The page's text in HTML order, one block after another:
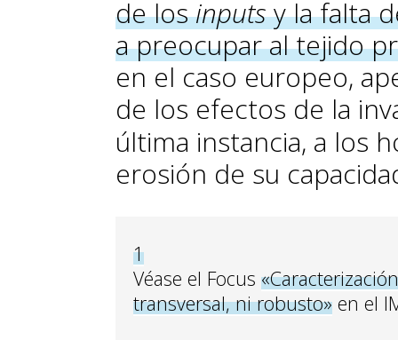
de losinputsy la falta
a preocupar al tejido
en el caso europeo,
de los efectos de la
última instancia, a los
erosión de su
1
Véase el Focus
transversal, ni robusto» en el